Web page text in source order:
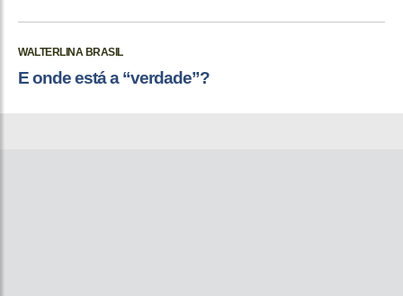
WALTERLINA BRASIL
E onde está a “verdade”?